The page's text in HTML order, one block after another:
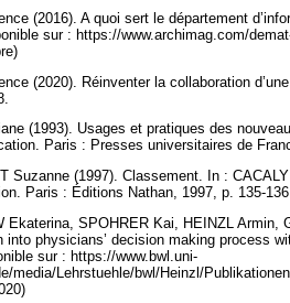
(2016). A quoi sert le département
sur : https://www.archimag.com/
(2020). Réinventer la collaboration
(1993). Usages et pratiques des
Paris : Presses universitaires de
Suzanne (1997). Classement. In :
Paris : Éditions Nathan, 1997, p. 135-
Ekaterina, SPOHRER Kai, HEINZL Armin,
into physicians’ decision making process
sur : https://www.bwl.uni-
media/Lehrstuehle/bwl/Heinzl/